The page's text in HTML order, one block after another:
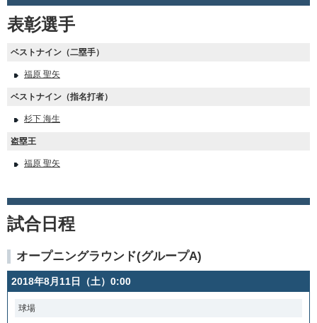
表彰選手
ベストナイン（二塁手）
福原 聖矢
ベストナイン（指名打者）
杉下 海生
盗塁王
福原 聖矢
試合日程
オープニングラウンド(グループA)
2018年8月11日（土）0:00
球場